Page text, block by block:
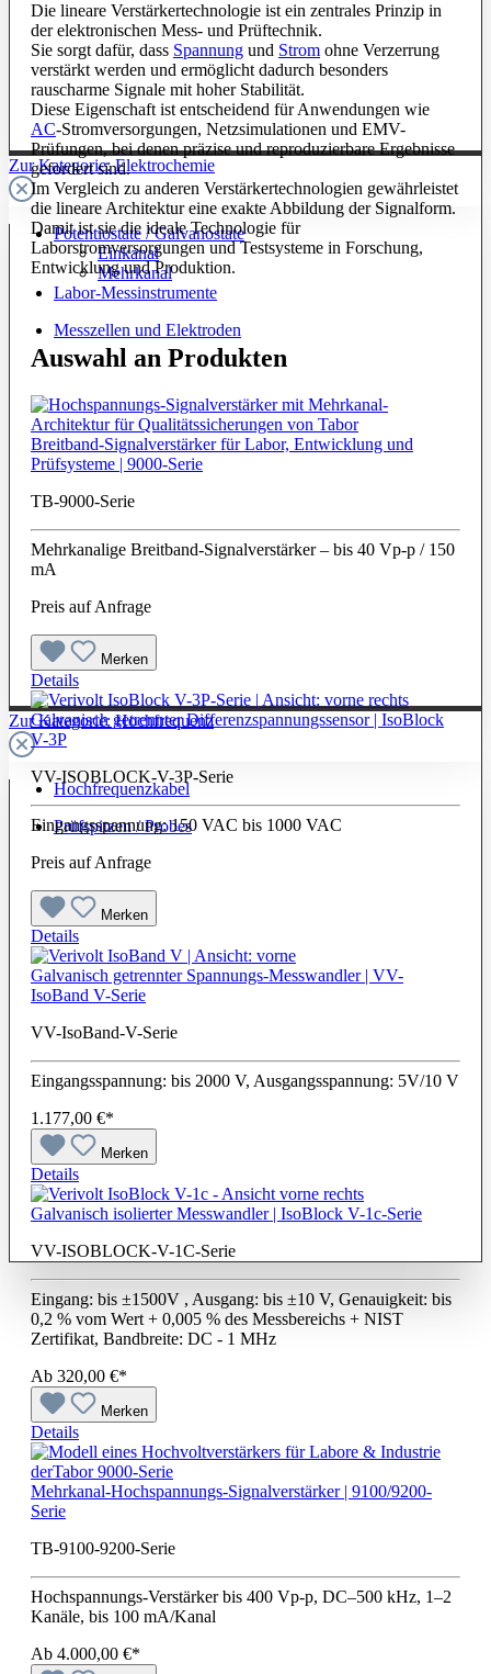
Zur Kategorie: Elektrochemie
Potentiostate / Galvanostate
Einkanal
Mehrkanal
Labor-Messinstrumente
Messzellen und Elektroden
Zur Kategorie: Hochfrequenz
Hochfrequenzkabel
Prüfspitzen / Probes
Die lineare Verstärkertechnologie ist ein zentrales Prinzip in
der elektronischen Mess- und Prüftechnik.
Sie sorgt dafür, dass Spannung und Strom ohne Verzerrung
verstärkt werden und ermöglicht dadurch besonders
rauscharme Signale mit hoher Stabilität.
Diese Eigenschaft ist entscheidend für Anwendungen wie
AC-Stromversorgungen, Netzsimulationen und EMV-
Prüfungen, bei denen präzise und reproduzierbare Ergebnisse
gefordert sind.
Im Vergleich zu anderen Verstärkertechnologien gewährleistet
die lineare Architektur eine exakte Abbildung der Signalform.
Damit ist sie die ideale Technologie für
Laborstromversorgungen und Testsysteme in Forschung,
Entwicklung und Produktion.
Auswahl an Produkten
Breitband-Signalverstärker für Labor, Entwicklung und
Prüfsysteme | 9000-Serie
TB-9000-Serie
Mehrkanalige Breitband-Signalverstärker – bis 40 Vp-p / 150
mA
Preis auf Anfrage
Merken
Details
Galvanisch getrennter Differenzspannungssensor | IsoBlock
V-3P
VV-ISOBLOCK-V-3P-Serie
Eingangsspannung: 150 VAC bis 1000 VAC
Preis auf Anfrage
Merken
Details
Galvanisch getrennter Spannungs-Messwandler | VV-
IsoBand V-Serie
VV-IsoBand-V-Serie
Eingangsspannung: bis 2000 V, Ausgangsspannung: 5V/10 V
1.177,00 €*
Merken
Details
Galvanisch isolierter Messwandler | IsoBlock V-1c-Serie
VV-ISOBLOCK-V-1C-Serie
Eingang: bis ±1500V , Ausgang: bis ±10 V, Genauigkeit: bis
0,2 % vom Wert + 0,005 % des Messbereichs + NIST
Zertifikat, Bandbreite: DC - 1 MHz
Ab 320,00 €*
Merken
Details
Mehrkanal-Hochspannungs-Signalverstärker | 9100/9200-
Serie
TB-9100-9200-Serie
Hochspannungs-Verstärker bis 400 Vp-p, DC–500 kHz, 1–2
Kanäle, bis 100 mA/Kanal
Ab 4.000,00 €*